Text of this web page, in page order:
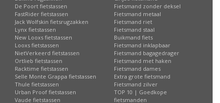
De Poort fietstassen
FastRider fietstassen
Jack Wolfskin fietsrugzakken
Lynx fietstassen
New Looxs fietstassen
Looxs fietstassen
NietVerkeerd fietstassen
Ortlieb fietstassen
Racktime fietstassen
Selle Monte Grappa fietstassen
Thule fietstassen
Urban Proof fietstassen
Vaude fietstassen
Fietsmand zonder deksel
Fietsmand metaal
Fietsmand riet
Fietsmand staal
Buikmand fiets
Fietsmand inklapbaar
Fietsmand bagagedrager
Fietsmand met haken
Fietsmand dames
Extra grote fietsmand
Fietsmand zilver
TOP 10 | Goedkope
fietsmanden